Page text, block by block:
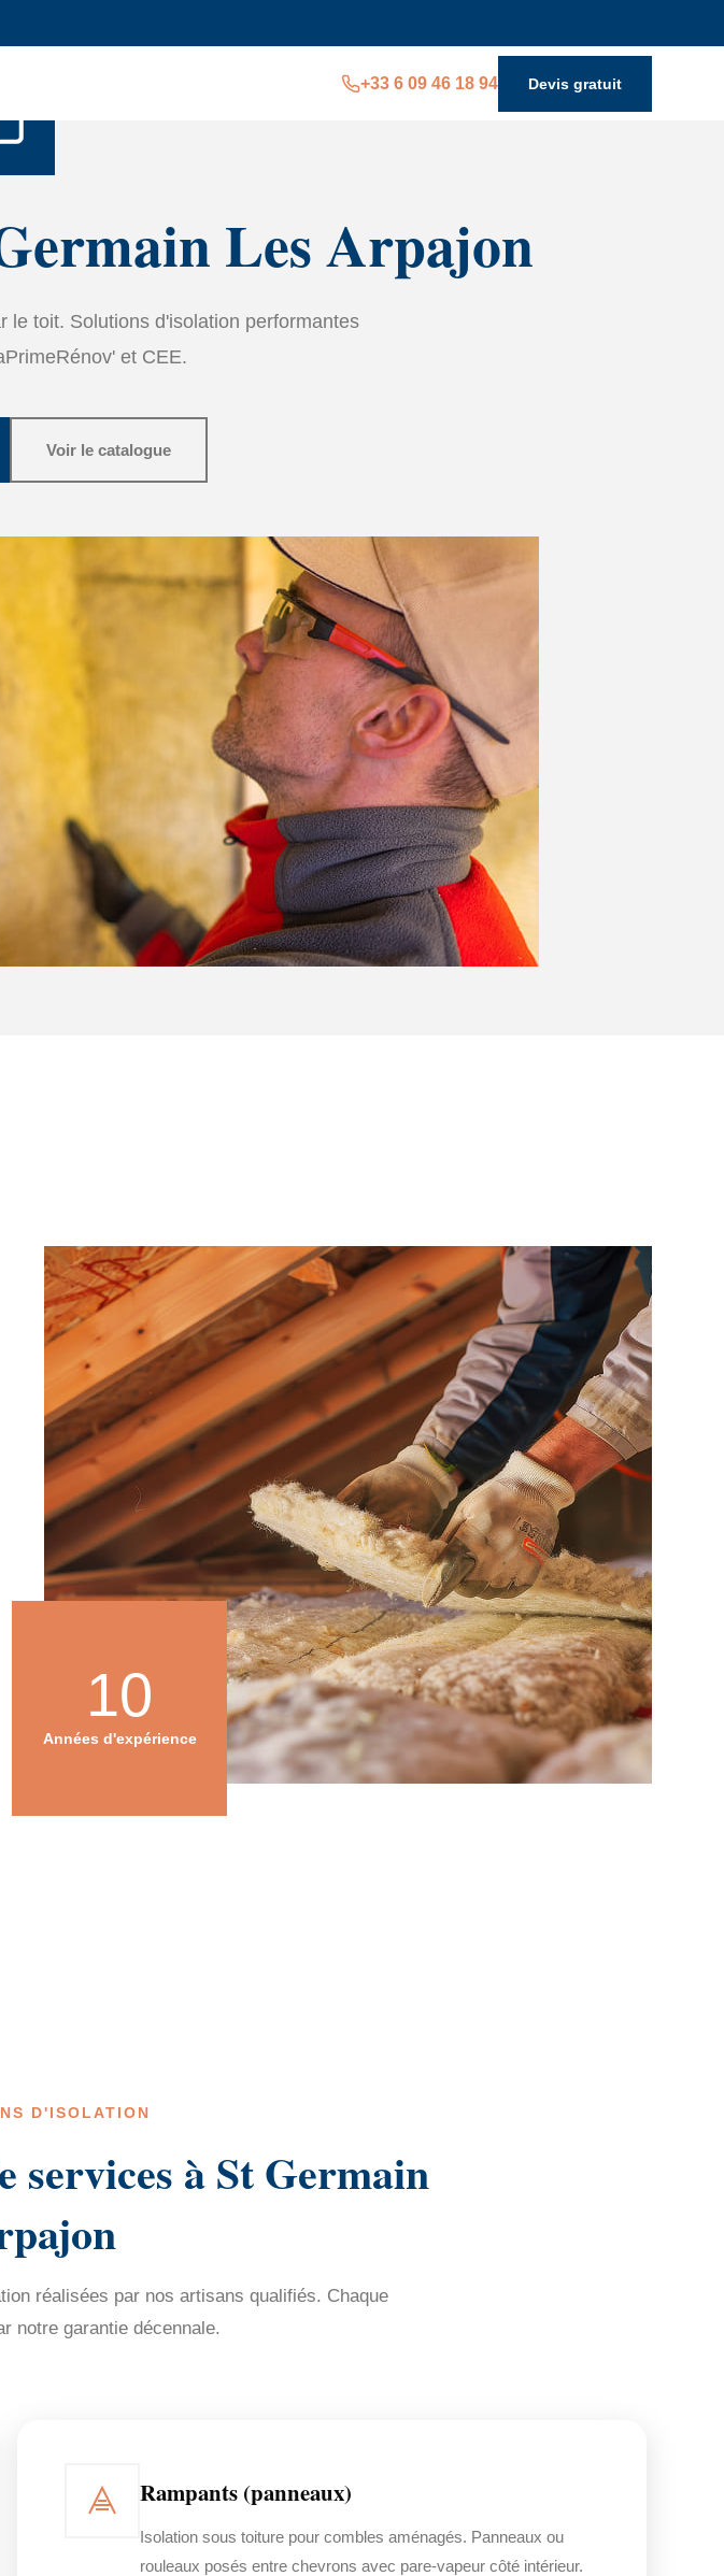
+33 6 09 46 18 94 Devis gratuit
Les Arpajon
le toit. Solutions d'isolation performantes
et CEE.
Voir le catalogue
10
Années d'expérience
D'ISOLATION
services à St Germain
réalisées par nos artisans qualifiés. Chaque
notre garantie décennale.
Rampants (panneaux)
Isolation sous toiture pour combles aménagés. Panneaux ou
rouleaux posés entre chevrons avec pare-vapeur côté intérieur.